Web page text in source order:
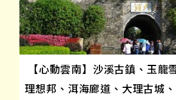
【心動雲南】沙溪古鎮、玉龍
理想邦、洱海廊道、大理古城